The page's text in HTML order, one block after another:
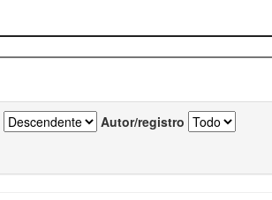
Autor/registro